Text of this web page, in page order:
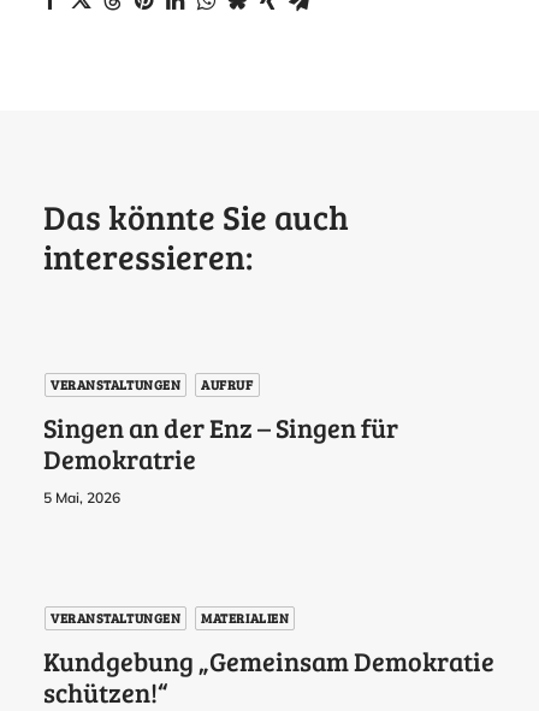
Das könnte Sie auch
interessieren:
VERANSTALTUNGEN AUFRUF
Singen an der Enz – Singen für
Demokratrie
5 Mai, 2026
VERANSTALTUNGEN MATERIALIEN
Kundgebung „Gemeinsam Demokratie
schützen!“